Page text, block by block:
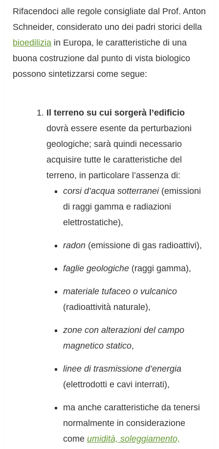
Rifacendoci alle regole consigliate dal Prof. Anton
Schneider, considerato uno dei padri storici della
bioedilizia in Europa, le caratteristiche di una
buona costruzione dal punto di vista biologico
possono sintetizzarsi come segue:
Il terreno su cui sorgerà l’edificio
dovrà essere esente da perturbazioni
geologiche; sarà quindi necessario
acquisire tutte le caratteristiche del
terreno, in particolare l’assenza di:
corsi d’acqua sotterranei(emissioni
di raggi gamma e radiazioni
elettrostatiche),
radon(emissione di gas radioattivi),
faglie geologiche(raggi gamma),
materiale tufaceo o vulcanico
(radioattività naturale),
zone con alterazioni del campo
magnetico statico,
linee di trasmissione d’energia
(elettrodotti e cavi interrati),
ma anche caratteristiche da tenersi
normalmente in considerazione
come umidità, soleggiamento,